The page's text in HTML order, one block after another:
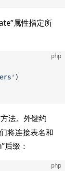
属性指定所
php
)
方法。外键约
将连接表名和
缀：
php